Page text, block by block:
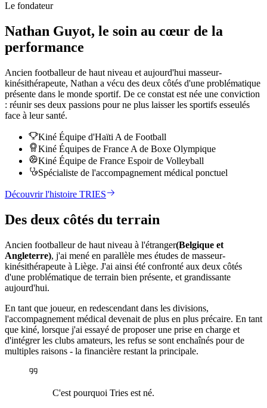
Le fondateur
Nathan Guyot, le soin au cœur de la
performance
Ancien footballeur de haut niveau et aujourd'hui masseur-
kinésithérapeute, Nathan a vécu des deux côtés d'une problématique
présente dans le monde sportif. De ce constat est née une conviction
: réunir ses deux passions pour ne plus laisser les sportifs esseulés
face à leur santé.
Kiné Équipe d'Haïti A de Football
Kiné Équipes de France A de Boxe Olympique
Kiné Équipe de France Espoir de Volleyball
Spécialiste de l'accompagnement médical ponctuel
Découvrir l'histoire TRIES
Des deux côtés du terrain
Ancien footballeur de haut niveau à l'étranger(Belgique et
Angleterre), j'ai mené en parallèle mes études de masseur-
kinésithérapeute à Liège. J'ai ainsi été confronté aux deux côtés
d'une problématique de terrain bien présente, et grandissante
aujourd'hui.
En tant que joueur, en redescendant dans les divisions,
l'accompagnement médical devenait de plus en plus précaire. En tant
que kiné, lorsque j'ai essayé de proposer une prise en charge et
d'intégrer les clubs amateurs, les refus se sont enchaînés pour de
multiples raisons - la financière restant la principale.
C'est pourquoi Tries est né.